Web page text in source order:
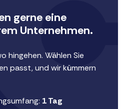
gerne eine
Unternehmen.
hingehen. Wählen Sie
passt, und wir kümmern
1 Tag